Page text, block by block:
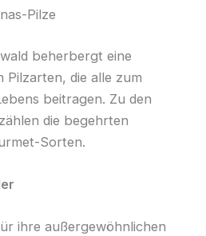
Pilze
beherbergt eine
Pilzarten, die alle zum
beitragen. Zu den
die begehrten
Sorten.
ihre außergewöhnlichen